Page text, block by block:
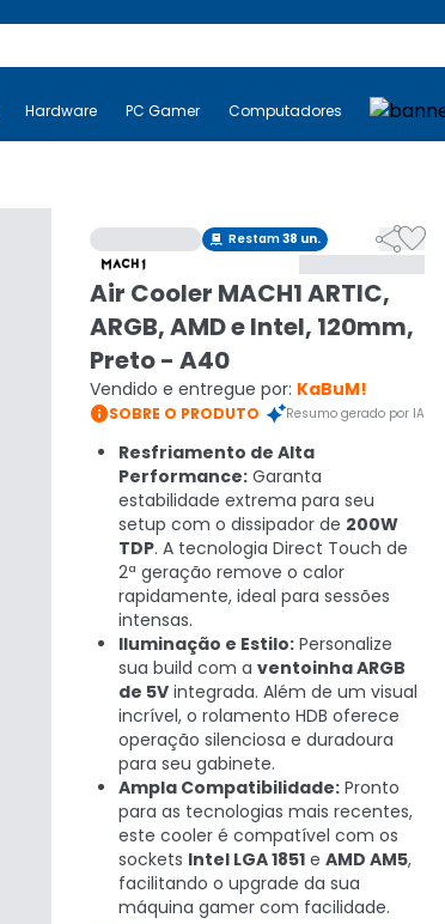
Black Ninja Hardware PC Gamer Computadores
Hardware PC Gamer Computadores Periféricos
 Restam38 un. 
Air Cooler MACH1 ARTIC,
ARGB, AMD e Intel, 120mm,
Preto - A40
Vendido e entregue por: KaBuM!
SOBRE O PRODUTO Resumo gerado por IA
Resfriamento de Alta
Performance: Garanta
estabilidade extrema para seu
setup com o dissipador de 200W
TDP. A tecnologia Direct Touch de
2ª geração remove o calor
rapidamente, ideal para sessões
intensas.
Iluminação e Estilo: Personalize
sua build com a ventoinha ARGB
de 5V integrada. Além de um visual
incrível, o rolamento HDB oferece
operação silenciosa e duradoura
para seu gabinete.
Ampla Compatibilidade: Pronto
para as tecnologias mais recentes,
este cooler é compatível com os
sockets Intel LGA 1851 e AMD AM5,
facilitando o upgrade da sua
máquina gamer com facilidade.